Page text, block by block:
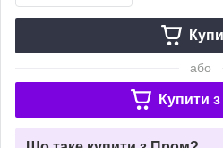
або
Купити з